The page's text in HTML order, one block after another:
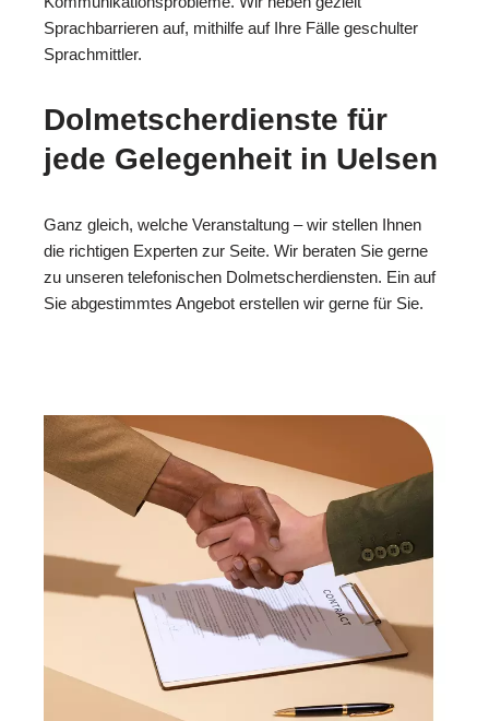
Sprachbarrieren auf, mithilfe auf Ihre Fälle geschulter
Sprachmittler.
Dolmetscherdienste für
jede Gelegenheit in Uelsen
Ganz gleich, welche Veranstaltung – wir stellen Ihnen
die richtigen Experten zur Seite. Wir beraten Sie gerne
zu unseren telefonischen Dolmetscherdiensten. Ein auf
Sie abgestimmtes Angebot erstellen wir gerne für Sie.